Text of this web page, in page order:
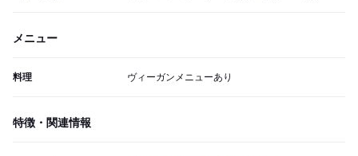
メニュー
料理 ヴィーガンメニューあり
特徴・関連情報